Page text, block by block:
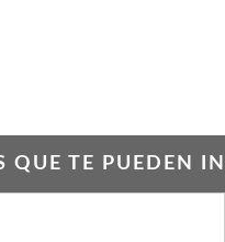
QUE TE PUEDEN